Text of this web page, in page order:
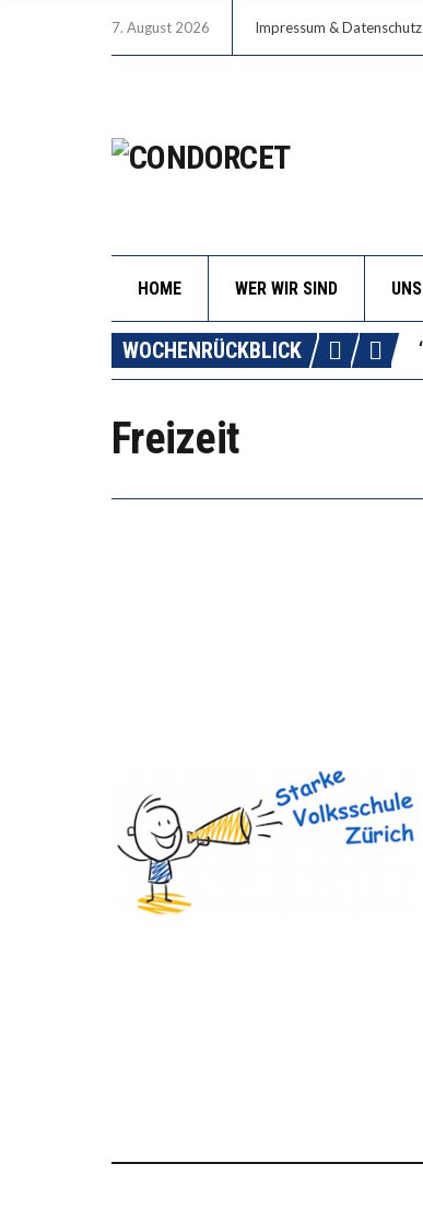
7. August 2026 Impressum & Datenschutz
HOME WER WIR SIND
WOCHENRÜCKBLICK
Freizeit